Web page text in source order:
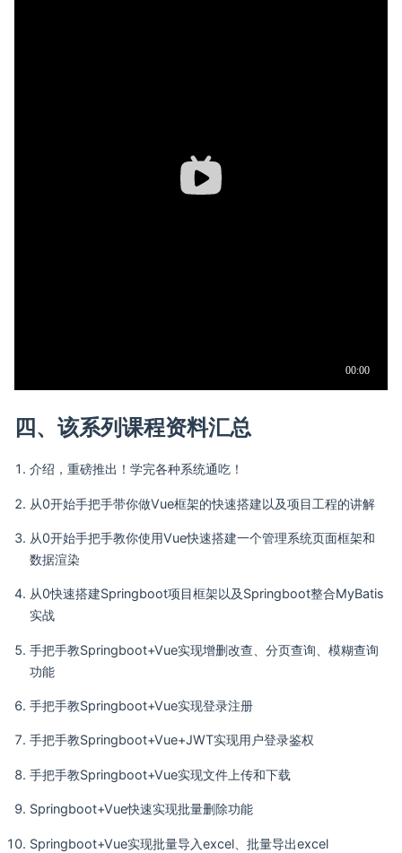
四、该系列课程资料汇总
介绍，重磅推出！学完各种系统通吃！
从0开始手把手带你做Vue框架的快速搭建以及项目工程的讲解
从0开始手把手教你使用Vue快速搭建一个管理系统页面框架和
数据渲染
从0快速搭建Springboot项目框架以及Springboot整合MyBatis
实战
手把手教Springboot+Vue实现增删改查、分页查询、模糊查询
功能
手把手教Springboot+Vue实现登录注册
手把手教Springboot+Vue+JWT实现用户登录鉴权
手把手教Springboot+Vue实现文件上传和下载
Springboot+Vue快速实现批量删除功能
Springboot+Vue实现批量导入excel、批量导出excel